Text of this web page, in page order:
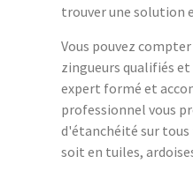
trouver une solution
Vous pouvez
zingueurs qualifiés
expert formé et
professionnel vous
d'étanchéité sur
soit en tuiles,